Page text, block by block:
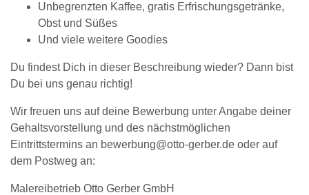
Unbegrenzten Kaffee, gratis Erfrischungsgetränke,
Obst und Süßes
Und viele weitere Goodies
Du findest Dich in dieser Beschreibung wieder? Dann bist
Du bei uns genau richtig!
Wir freuen uns auf deine Bewerbung unter Angabe deiner
Gehaltsvorstellung und des nächstmöglichen
Eintrittstermins an bewerbung@otto-gerber.de oder auf
dem Postweg an:
Malereibetrieb Otto Gerber GmbH